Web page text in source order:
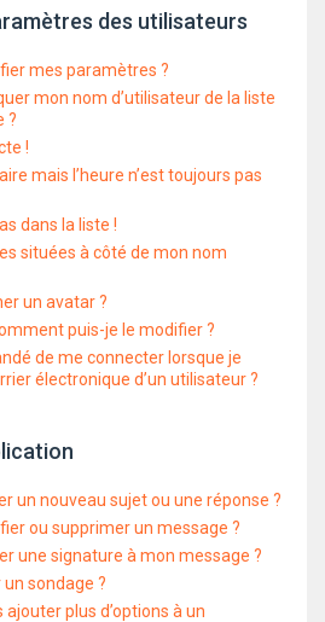
des utilisateurs
mes paramètres ?
mon nom d’utilisateur de la liste
?
!
mais l’heure n’est toujours pas
dans la liste !
situées à côté de mon nom
un avatar ?
puis-je le modifier ?
de me connecter lorsque je
électronique d’un utilisateur ?
un nouveau sujet ou une réponse ?
ou supprimer un message ?
une signature à mon message ?
sondage ?
plus d’options à un